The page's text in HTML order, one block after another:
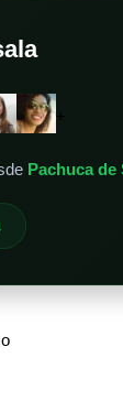
+
Pachuca de